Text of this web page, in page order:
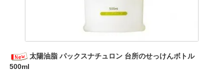
太陽油脂 パックスナチュロン 台所のせっけんボトル
500ml